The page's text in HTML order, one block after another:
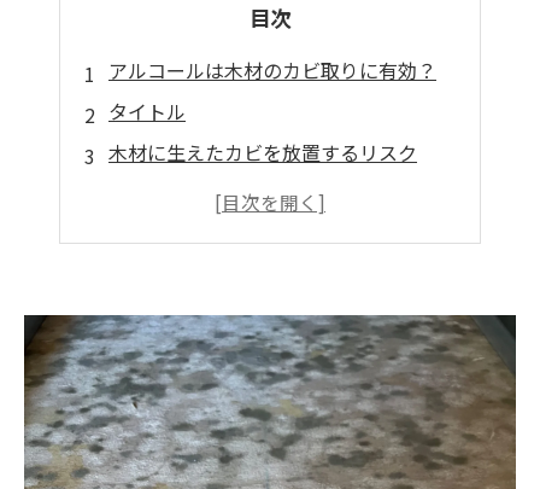
目次
アルコールは木材のカビ取りに有効？
タイトル
木材に生えたカビを放置するリスク
木材のカビ対策